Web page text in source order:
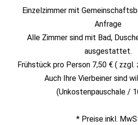
Einzelzimmer mit
Anfrage
Alle Zimmer sind mit Bad,
ausgestattet.
Frühstück pro Person 7,50 € ( zzgl.
Auch Ihre Vierbeiner sind
(Unkostenpauschale /
* Preise inkl.